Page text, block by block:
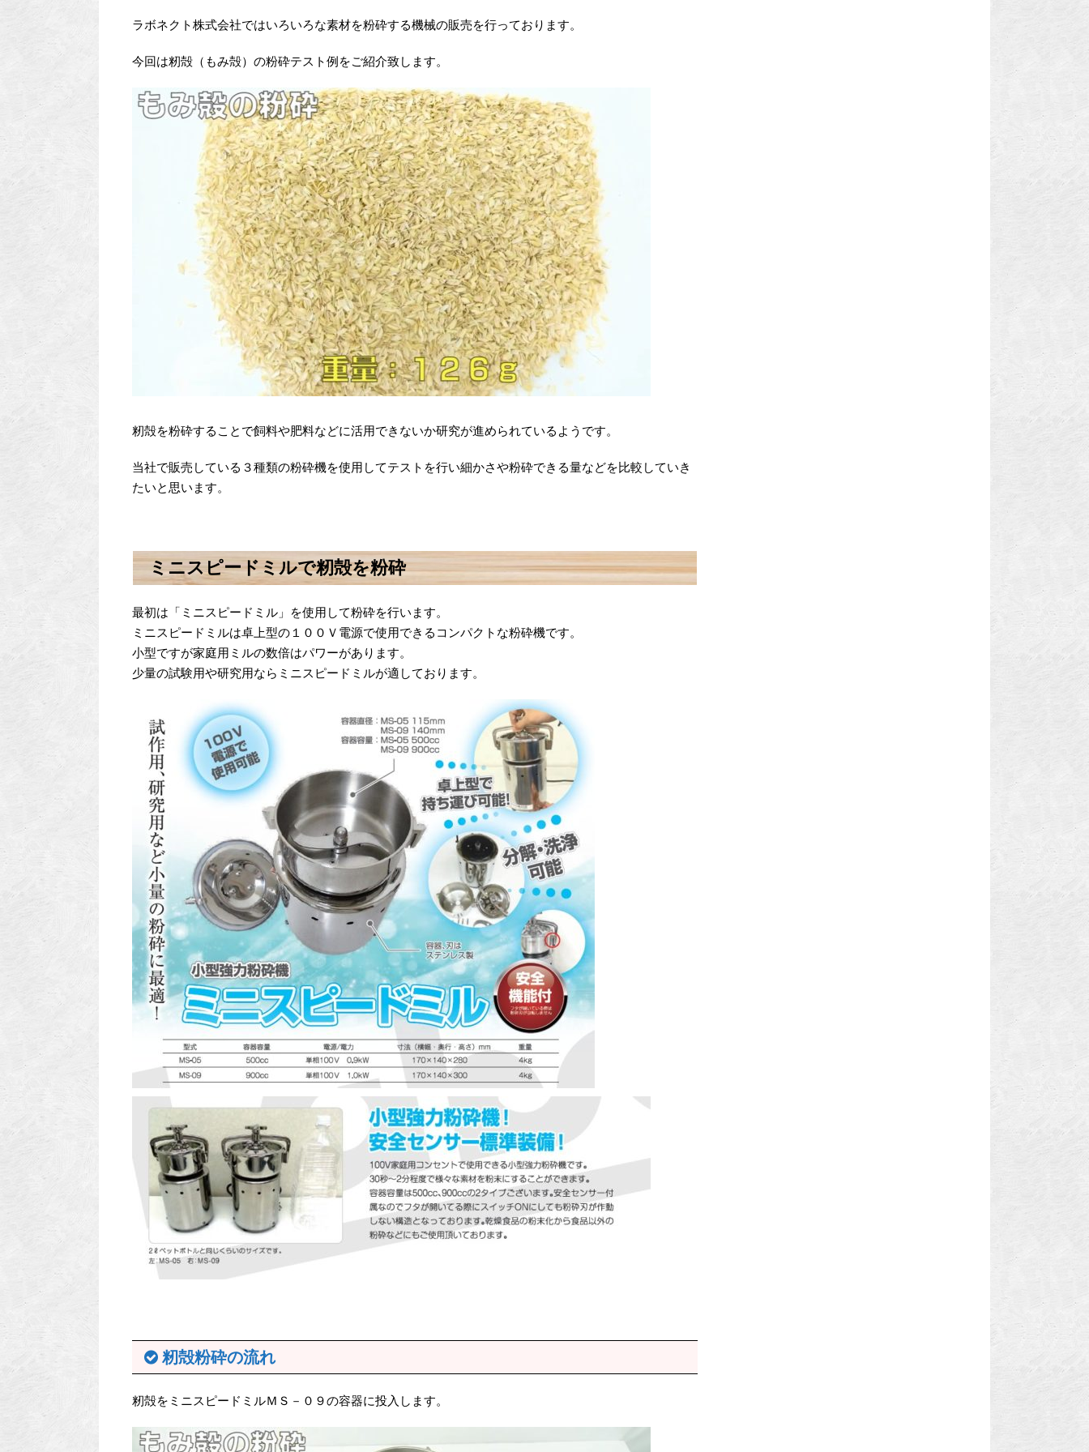
ラボネクト株式会社ではいろいろな素材を粉砕する機械の販売を行っております。
今回は籾殻（もみ殻）の粉砕テスト例をご紹介致します。
籾殻を粉砕することで飼料や肥料などに活用できないか研究が進められているようです。
当社で販売している３種類の粉砕機を使用してテストを行い細かさや粉砕できる量などを比較していき
たいと思います。
ミニスピードミルで籾殻を粉砕
最初は「ミニスピードミル」を使用して粉砕を行います。
ミニスピードミルは卓上型の１００Ｖ電源で使用できるコンパクトな粉砕機です。
小型ですが家庭用ミルの数倍はパワーがあります。
少量の試験用や研究用ならミニスピードミルが適しております。
籾殻粉砕の流れ
籾殻をミニスピードミルＭＳ－０９の容器に投入します。